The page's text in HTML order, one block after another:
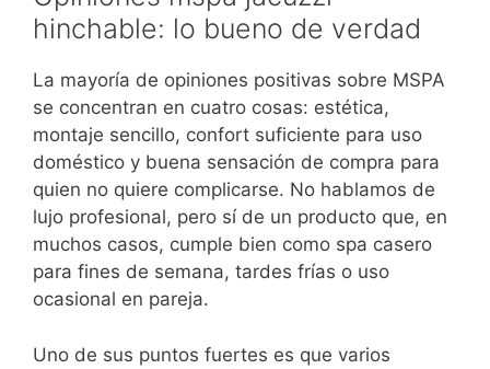
hinchable: lo bueno de verdad
La mayoría de opiniones positivas sobre MSPA
se concentran en cuatro cosas: estética,
montaje sencillo, confort suficiente para uso
doméstico y buena sensación de compra para
quien no quiere complicarse. No hablamos de
lujo profesional, pero sí de un producto que, en
muchos casos, cumple bien como spa casero
para fines de semana, tardes frías o uso
ocasional en pareja.
Uno de sus puntos fuertes es que varios